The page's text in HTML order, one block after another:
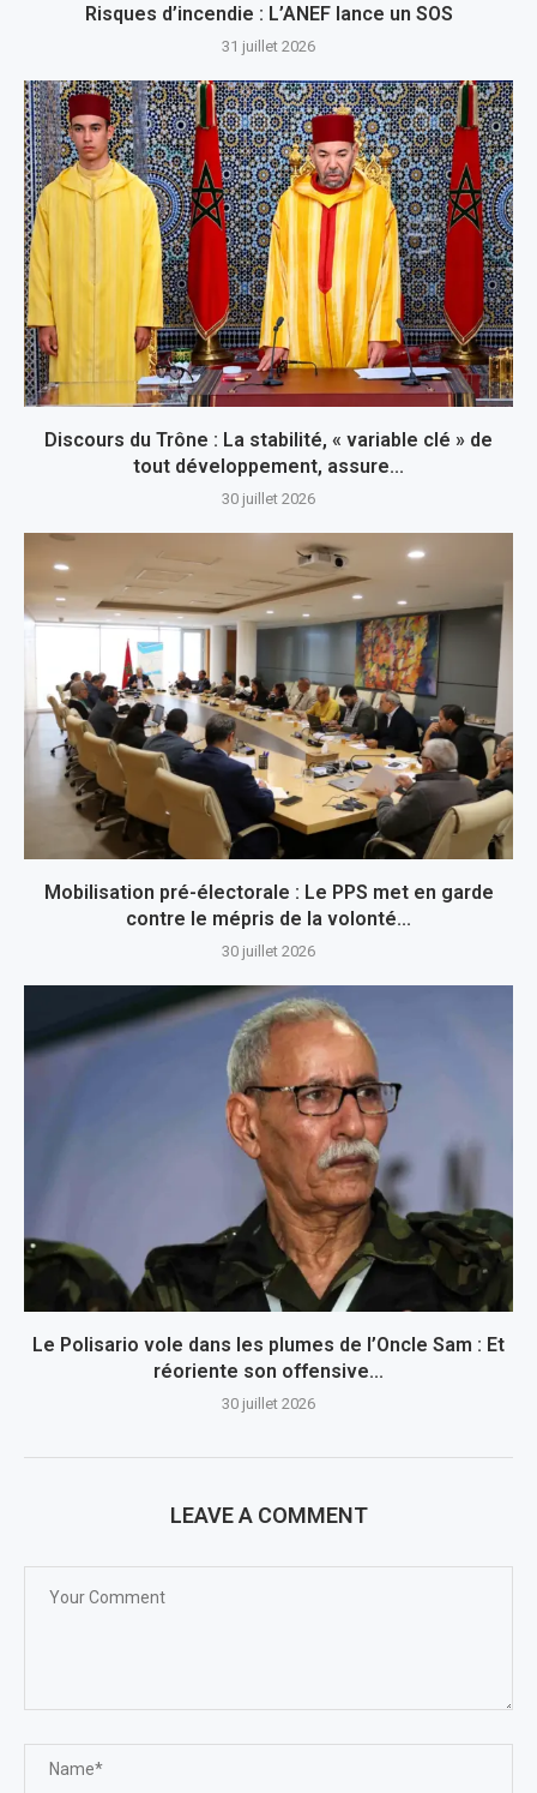
Risques d’incendie : L’ANEF lance un SOS
31 juillet 2026
Discours du Trône : La stabilité, « variable clé » de
tout développement, assure...
30 juillet 2026
Mobilisation pré-électorale : Le PPS met en garde
contre le mépris de la volonté...
30 juillet 2026
Le Polisario vole dans les plumes de l’Oncle Sam : Et
réoriente son offensive...
30 juillet 2026
LEAVE A COMMENT